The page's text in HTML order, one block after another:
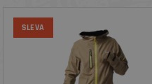
SLEVA